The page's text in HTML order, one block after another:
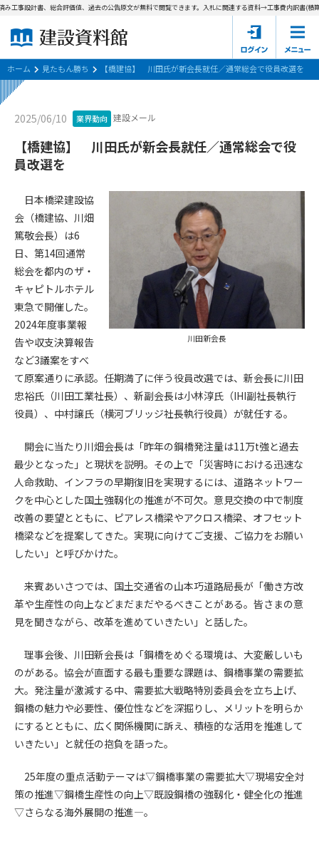
建設資料館とは
会員登録について
サポーター会員一覧
お問い合わせ
個人情報保護方針
事設計書、総合評価値、過去の公告原文が無料で閲覧できます。入札に関連する資料→工事費内訳書(積算
ホーム 見たもん勝ち 【橋建協】 川田氏が新会長就任／通常総会で役員改選を
2025/06/10 業界動向 建設メール
【橋建協】 川田氏が新会長就任／通常総会で役
員改選を
川田新会長
日本橋梁建設協
会（橋建協、川畑
篤敬会長）は6
日、第14回通常
総会を都内のザ・
キャピトルホテル
東急で開催した。
2024年度事業報
告や収支決算報告
など3議案をすべ
て原案通りに承認。任期満了に伴う役員改選では、新会長に川田
忠裕氏（川田工業社長）、新副会長は小林淳氏（IHI副社長執行
役員）、中村譲氏（横河ブリッジ社長執行役員）が就任する。
開会に当たり川畑会長は「昨年の鋼橋発注量は11万t強と過去
最少となった」と現状を説明。その上で「災害時における迅速な
人命救助、インフラの早期復旧を実現するには、道路ネットワー
クを中心とした国土強靱化の推進が不可欠。意見交換の中で制度
改善の要望とともに、ピアレス橋梁やアクロス橋梁、オフセット
橋梁などを提案してきた。実現に向けてご支援、ご協力をお願い
したい」と呼びかけた。
来賓あいさつでは、国土交通省の山本巧道路局長が「働き方改
革や生産性の向上などまだまだやるべきことがある。皆さまの意
見を聞きながら、改革を進めていきたい」と話した。
理事会後、川田新会長は「鋼橋をめぐる環境は、大変厳しいも
のがある。協会が直面する最も重要な課題は、鋼橋事業の需要拡
大。発注量が激減する中、需要拡大戦略特別委員会を立ち上げ、
鋼橋の魅力や必要性、優位性などを深掘りし、メリットを明らか
にするとともに、広く関係機関に訴え、積極的な活用を推進して
いきたい」と就任の抱負を語った。
25年度の重点活動テーマは▽鋼橋事業の需要拡大▽現場安全対
策の推進▽鋼橋生産性の向上▽既設鋼橋の強靱化・健全化の推進
▽さらなる海外展開の推進―。
パスワードの再発行
第1条（規約の目的）
1. 本規約は、建設資料館が提供するサポーター会あ本員、無料
会員サービスの利用条件等について定めるものです。
2. 管理者が建設資料館WEB上で随時掲載するルールは本規約の
一部を構成するものとします。
第2条（規約の変更）
本規約は、会員の了承を得ることなく、随時変更されることが
あります。変更内容は、建設資料館WEB上に表示した時点で直
ちに全ての会員が了承したものとみなします。
第4条（会員審査および資格の取り消し）
会員とは、本規約を承諾の上、所定の会員申込手続きを完了
後、管理者がこれを承認した者をいいます。
第4条（会員の定義と登録）
の何れかの項目に該当することがわかった場合、その者の会
員としての権限を承認しないことがあります。
(1) 会員申し込みをした者が実在しなかった場合
(2) 本規約に違反した場合/li>
(3) 会員申し込みの際、申告事項に虚偽があった場合
(4) 会員申込者が管理者所定の手続き通りに会員申込手続き処
理を行わなかった場合
(5) その他管理者が会員とすることを不適当と判断した場合
当することが判明した場合、会員資格を取り消すことがあり
ます。
1. 会員は申込の際に管理者が発行したIDおよびパスワードの使
用および管理について責任を負うものとします。
2. 会員は、自己のIDおよびパスワードを、貸与、譲渡、売買、
その他形態を問わず、第三者に利用させることはできませ
ん。
3. 会員は、IDおよびパスワードの管理不十分、使用上の過誤、
を負うものとし、管理者は一切責任を負いません。
第6条（会員の禁止事項）
1. 会員は建設資料館WEB上で以下の行為をしないものとしま